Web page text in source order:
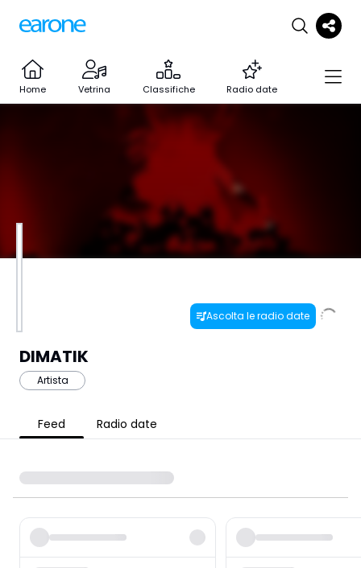
Home Vetrina Classifiche Radio date
Ascolta le radio date
DIMATIK
Artista
Feed Radio date